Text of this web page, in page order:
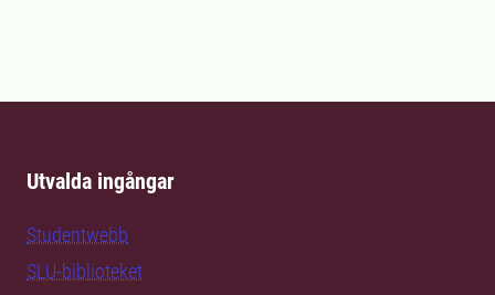
Utvalda ingångar
Studentwebb
SLU-biblioteket